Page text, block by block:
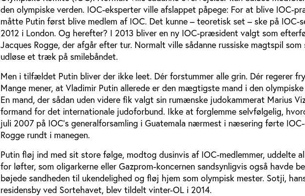
den olympiske verden. IOC-eksperter ville afslappet påpege: For at blive IOC-
måtte Putin først blive medlem af IOC. Det kunne – teoretisk set – ske på IOC-
2012 i London. Og herefter? I 2013 bliver en ny IOC-præsident valgt som
Jacques Rogge, der afgår efter tur. Normalt ville sådanne russiske magtspil som
udløse et træk på smilebåndet.
Men i tilfældet Putin bliver der ikke leet. Dér forstummer alle grin. Dér regerer
Mange mener, at Vladimir Putin allerede er den mægtigste mand i den olympiske
En mand, der sådan uden videre fik valgt sin rumænske judokammerat Marius
formand for det internationale judoforbund. Ikke at forglemme selvfølgelig,
juli 2007 på IOC’s generalforsamling i Guatemala nærmest i næsering førte
Rogge rundt i manegen.
Putin fløj ind med sit store følge, modtog dusinvis af IOC-medlemmer, uddelte
for løfter, som oligarkerne eller Gazprom-koncernen sandsynligvis også havde
bøjede sandheden til ukendelighed og fløj hjem som olympisk mester. Sotji,
residensby ved Sortehavet, blev tildelt vinter-OL i 2014.